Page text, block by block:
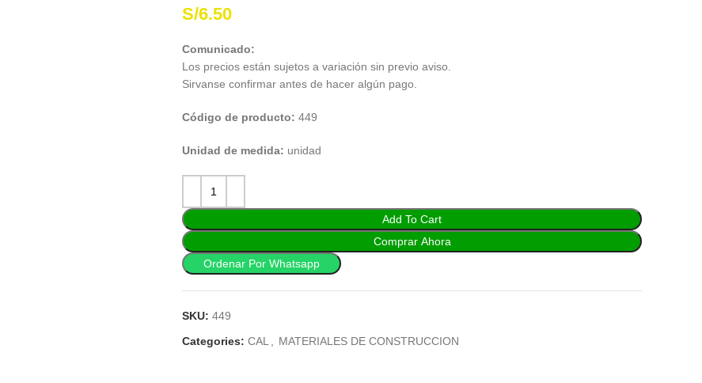
S/6.50
Comunicado:
Los precios están sujetos a variación sin previo aviso.
Sirvanse confirmar antes de hacer algún pago.
Código de producto: 449
Unidad de medida: unidad
Add To Cart
Comprar Ahora
Ordenar Por Whatsapp
SKU: 449
Categories: CAL MATERIALES DE CONSTRUCCION